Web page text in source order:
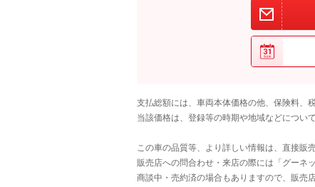
支払総額には、車両本体価格の他、保険料、
当該価格は、登録等の時期や地域などについ
この車の品質等、より詳しい情報は、直接販
販売店への問合わせ・来店の際には「グーネ
商談中・売約済の場合もありますので、販売